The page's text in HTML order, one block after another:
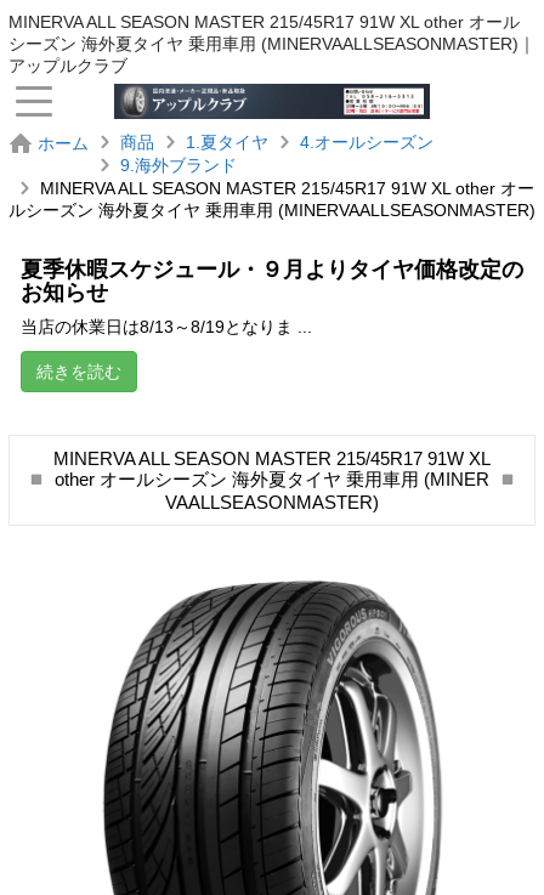
MINERVA ALL SEASON MASTER 215/45R17 91W XL other オール
シーズン 海外夏タイヤ 乗用車用 (MINERVAALLSEASONMASTER)｜
アップルクラブ
ホーム 商品 1.夏タイヤ
4.オールシーズン
9.海外ブランド
MINERVA ALL SEASON MASTER 215/45R17 91W XL other オー
ルシーズン 海外夏タイヤ 乗用車用 (MINERVAALLSEASONMASTER)
夏季休暇スケジュール・９月よりタイヤ価格改定の
お知らせ
当店の休業日は8/13～8/19となりま ...
続きを読む
MINERVA ALL SEASON MASTER 215/45R17 91W XL
other オールシーズン 海外夏タイヤ 乗用車用 (MINER
VAALLSEASONMASTER)